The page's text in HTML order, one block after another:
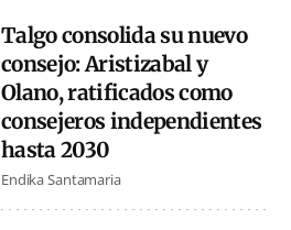
Talgo consolida su nuevo
consejo: Aristizabal y
Olano, ratificados como
consejeros independientes
hasta 2030
Endika Santamaria